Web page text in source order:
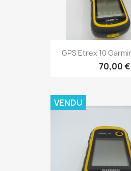
Aperçu
GPS Etrex 10
70,00 €
VENDU